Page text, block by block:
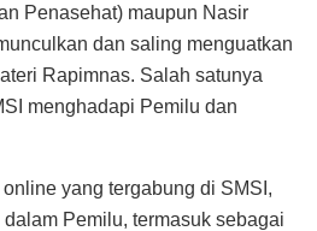
Penasehat) maupun Nasir
dan saling menguatkan
Rapimnas. Salah satunya
menghadapi Pemilu dan
yang tergabung di SMSI,
Pemilu, termasuk sebagai